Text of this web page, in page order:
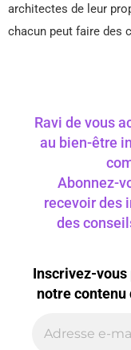
architectes de leur
chacun peut faire des
Ravi de vous
au bien-être
Abonnez-
recevoir des
des
Inscrivez-
notre contenu